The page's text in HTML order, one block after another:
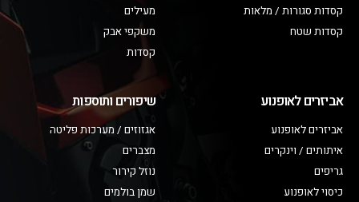
קסדות סגורות / מלאות
קסדות שטח
מעילים
משקפי אבק
קסדות
אביזרים לאופנוע
אביזרים לאופנוע
איתותים / וינקרים
גריפים
כיסוי לאופנוע
שיפורים ותוספות
אגזוזים / מערכות פליטה
מצברים
נוזל קירור
שמן בולמים